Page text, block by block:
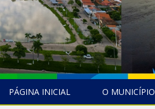
PÁGINA INICIAL O MUNICÍPIO